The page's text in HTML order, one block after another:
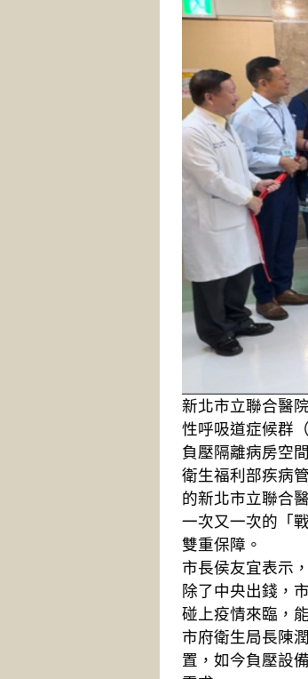
新北市立聯合醫
性呼吸道症候群
負壓隔離病房空
衛生福利部疾病
的新北市立聯合
一次又一次的「
雙重保障。
市長侯友宜表示
除了中央出錢，
碰上疫情來臨，
市府衛生局長陳
置，如今負壓設